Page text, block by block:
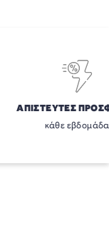
ΑΠΙΣΤΕΥΤΕΣ
κάθε εβδομάδα